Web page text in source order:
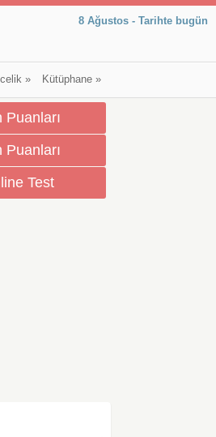
8 Ağustos - Tarihte bugün
» Kütüphane»
Puanları
Puanları
Test